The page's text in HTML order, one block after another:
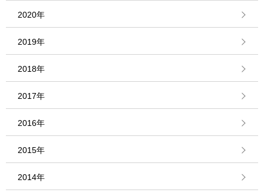
2020年
2019年
2018年
2017年
2016年
2015年
2014年